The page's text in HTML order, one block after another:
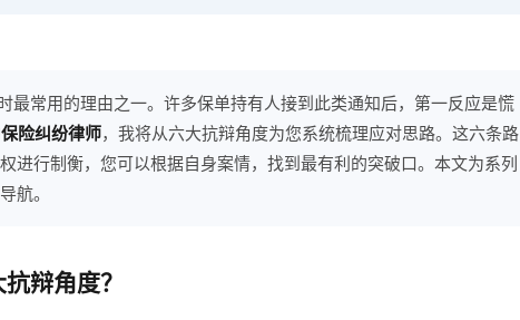
最常用的理由之一。许多保单持有人接到此类通知后，第一反应是慌
保险纠纷律师，我将从六大抗辩角度为您系统梳理应对思路。这六条路
进行制衡，您可以根据自身案情，找到最有利的突破口。本文为系列
航。
辩角度？